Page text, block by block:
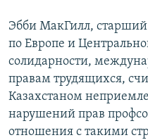
Эбби МакГилл,
по Европе и
солидарности,
правам трудящихся,
Казахстаном
нарушений прав
отношения с такими